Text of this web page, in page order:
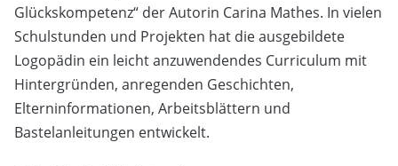
Glückskompetenz“ der Autorin Carina Mathes. In vielen
Schulstunden und Projekten hat die ausgebildete
Logopädin ein leicht anzuwendendes Curriculum mit
Hintergründen, anregenden Geschichten,
Elterninformationen, Arbeitsblättern und
Bastelanleitungen entwickelt.